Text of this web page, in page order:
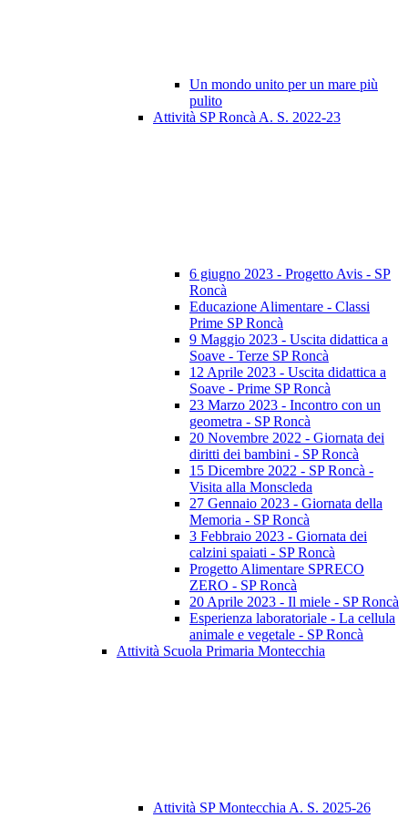
Un mondo unito per un mare più
pulito
Attività SP Roncà A. S. 2022-23
6 giugno 2023 - Progetto Avis - SP
Roncà
Educazione Alimentare - Classi
Prime SP Roncà
9 Maggio 2023 - Uscita didattica a
Soave - Terze SP Roncà
12 Aprile 2023 - Uscita didattica a
Soave - Prime SP Roncà
23 Marzo 2023 - Incontro con un
geometra - SP Roncà
20 Novembre 2022 - Giornata dei
diritti dei bambini - SP Roncà
15 Dicembre 2022 - SP Roncà -
Visita alla Monscleda
27 Gennaio 2023 - Giornata della
Memoria - SP Roncà
3 Febbraio 2023 - Giornata dei
calzini spaiati - SP Roncà
Progetto Alimentare SPRECO
ZERO - SP Roncà
20 Aprile 2023 - Il miele - SP Roncà
Esperienza laboratoriale - La cellula
animale e vegetale - SP Roncà
Attività Scuola Primaria Montecchia
Attività SP Montecchia A. S. 2025-26